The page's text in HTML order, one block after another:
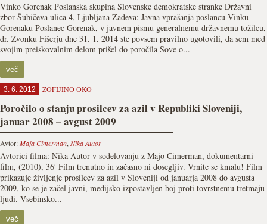
Vinko Gorenak Poslanska skupina Slovenske demokratske stranke Državni
zbor Šubičeva ulica 4, Ljubljana Zadeva: Javna vprašanja poslancu Vinku
Gorenaku Poslanec Gorenak, v javnem pismu generalnemu državnemu tožilcu,
dr. Zvonku Fišerju dne 31. 1. 2014 ste povsem pravilno ugotovili, da sem med
svojim preiskovalnim delom prišel do poročila Sove o...
več
3. 6. 2012 ZOFIJINO OKO
Poročilo o stanju prosilcev za azil v Republiki Sloveniji,
januar 2008 – avgust 2009
Avtor:Maja Cimerman, Nika Autor
Avtorici filma: Nika Autor v sodelovanju z Majo Cimerman, dokumentarni
film, (2010), 36′ Film trenutno in začasno ni dosegljiv. Vrnite se kmalu! Film
prikazuje življenje prosilcev za azil v Sloveniji od januarja 2008 do avgusta
2009, ko se je začel javni, medijsko izpostavljen boj proti tovrstnemu tretmaju
ljudi. Vsebinsko...
več